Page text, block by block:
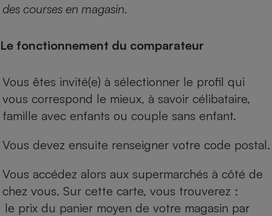
des courses en magasin.
Le fonctionnement du comparateur
Vous êtes invité(e) à sélectionner le profil qui
vous correspond le mieux, à savoir célibataire,
famille avec enfants ou couple sans enfant.
Vous devez ensuite renseigner votre code postal.
Vous accédez alors aux supermarchés à côté de
chez vous. Sur cette carte, vous trouverez :
le prix du panier moyen de votre magasin par